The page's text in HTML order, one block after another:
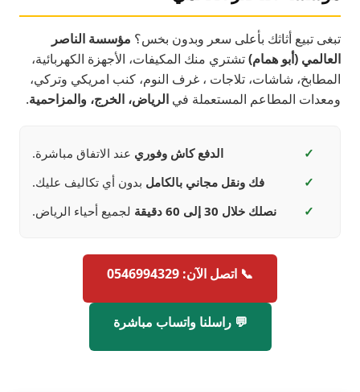
تبغى تبيع أثاثك بأعلى سعر وبدون بخس؟ مؤسسة الناصر
العالمي (أبو همام)تشتري منك المكيفات، الأجهزة الكهربائية،
المطابخ، شاشات، تلاجات ، غرف النوم، كنب امريكي وتركي،
ومعدات المطاعم المستعملة في الرياض، الخرج، والمزاحمية.
✓ الدفع كاش وفوري عند الاتفاق مباشرة.
✓
فك ونقل مجاني بالكامل بدون أي تكاليف عليك.
✓
نصلك خلال 30 إلى 60 دقيقة لجميع أحياء الرياض.
📞 اتصل الآن: 0546994329
💬 راسلنا واتساب مباشرة